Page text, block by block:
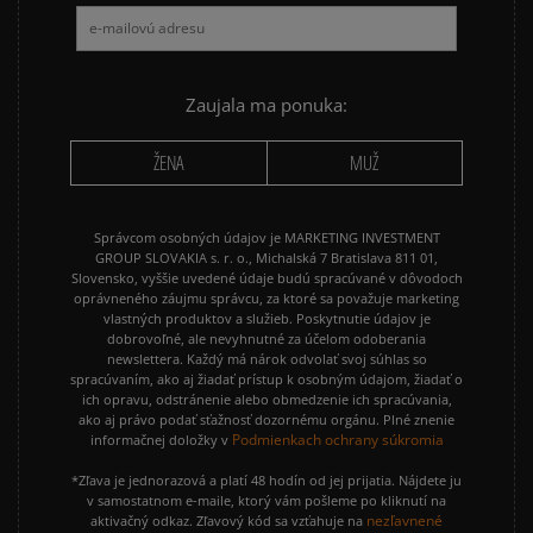
NIKE AIR FORCE 1 NIKE AIR FORCE 1 07
NIKE CORTEZ NIKE DUNK
NIKE P-6000 NIKE SHOX
PUMA SPEEDCAT PUMA PALERMO
REEBOK CLUB C
Zaujala ma ponuka:
ŽENA MUŽ
Správcom osobných údajov je MARKETING INVESTMENT
GROUP SLOVAKIA s. r. o., Michalská 7 Bratislava 811 01,
Slovensko, vyššie uvedené údaje budú spracúvané v dôvodoch
oprávneného záujmu správcu, za ktoré sa považuje marketing
vlastných produktov a služieb. Poskytnutie údajov je
dobrovoľné, ale nevyhnutné za účelom odoberania
newslettera. Každý má nárok odvolať svoj súhlas so
spracúvaním, ako aj žiadať prístup k osobným údajom, žiadať o
ich opravu, odstránenie alebo obmedzenie ich spracúvania,
ako aj právo podať sťažnosť dozornému orgánu. Plné znenie
informačnej doložky v Podmienkach ochrany súkromia
*Zľava je jednorazová a platí 48 hodín od jej prijatia. Nájdete ju
v samostatnom e-maile, ktorý vám pošleme po kliknutí na
aktivačný odkaz. Zľavový kód sa vzťahuje na nezľavnené